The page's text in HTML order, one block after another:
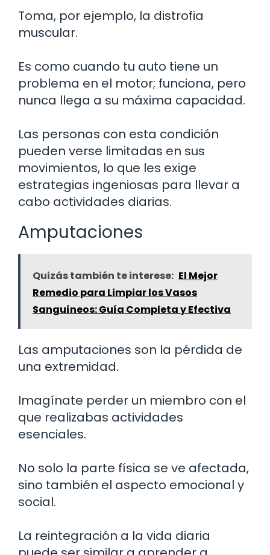
Toma, por ejemplo, la distrofia
muscular.
Es como cuando tu auto tiene un
problema en el motor; funciona, pero
nunca llega a su máxima capacidad.
Las personas con esta condición
pueden verse limitadas en sus
movimientos, lo que les exige
estrategias ingeniosas para llevar a
cabo actividades diarias.
Amputaciones
Quizás también te interese: El Mejor
Remedio para Limpiar los Vasos
Sanguíneos: Guía Completa y Efectiva
Las amputaciones son la pérdida de
una extremidad.
Imagínate perder un miembro con el
que realizabas actividades
esenciales.
No solo la parte física se ve afectada,
sino también el aspecto emocional y
social.
La reintegración a la vida diaria